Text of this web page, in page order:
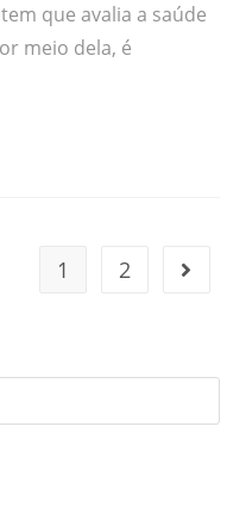
que avalia a saúde
meio dela, é
1 2